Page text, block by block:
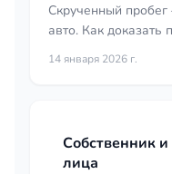
Скрученный
авто. Как доказать
14 января 2026 г.
Собственник
лица